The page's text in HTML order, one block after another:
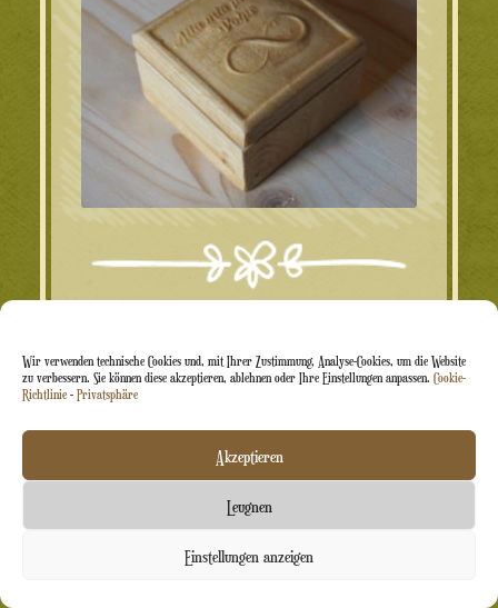
Wir verwenden technische Cookies und, mit Ihrer Zustimmung, Analyse-Cookies, um die Website
zu verbessern. Sie können diese akzeptieren, ablehnen oder Ihre Einstellungen anpassen. Cookie-
Richtlinie - Privatsphäre
Akzeptieren
Leugnen
Einstellungen anzeigen
personalisiertem Schriftzug und Symbol
Preis
war:
Preis
ist:
jeweils beim Kauf
Kontaktieren Sie uns